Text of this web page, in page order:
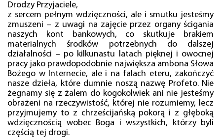
Drodzy Przyjaciele,
z sercem pełnym wdzięczności, ale i smutku jesteśmy
zmuszeni – z uwagi na zajęcie przez organy ścigania
naszych kont bankowych, co skutkuje brakiem
materialnych środków potrzebnych do dalszej
działalności – po kilkunastu latach pięknej i owocnej
pracy jako prawdopodobnie największa ambona Słowa
Bożego w Internecie, ale i na falach eteru, zakończyć
nasze dzieła, które dumnie noszą nazwę Profeto. Nie
żegnamy się z żalem do kogokolwiek ani nie jesteśmy
obrażeni na rzeczywistość, której nie rozumiemy, lecz
przyjmujemy to z chrześcijańską pokorą i z głęboką
wdzięcznością wobec Boga i wszystkich, którzy byli
częścią tej drogi.